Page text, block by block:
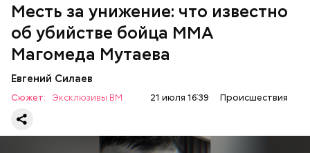
Месть за унижение: что известно
об убийстве бойца ММА
Магомеда Мутаева
Евгений Силаев
Сюжет: Эксклюзивы ВМ 21 июля 16:39 Происшествия
двум статьям: «Убийство» и «Незаконный оборот
оружия». Расследование уголовного дела
контроль
России Александр Бастрыкин.